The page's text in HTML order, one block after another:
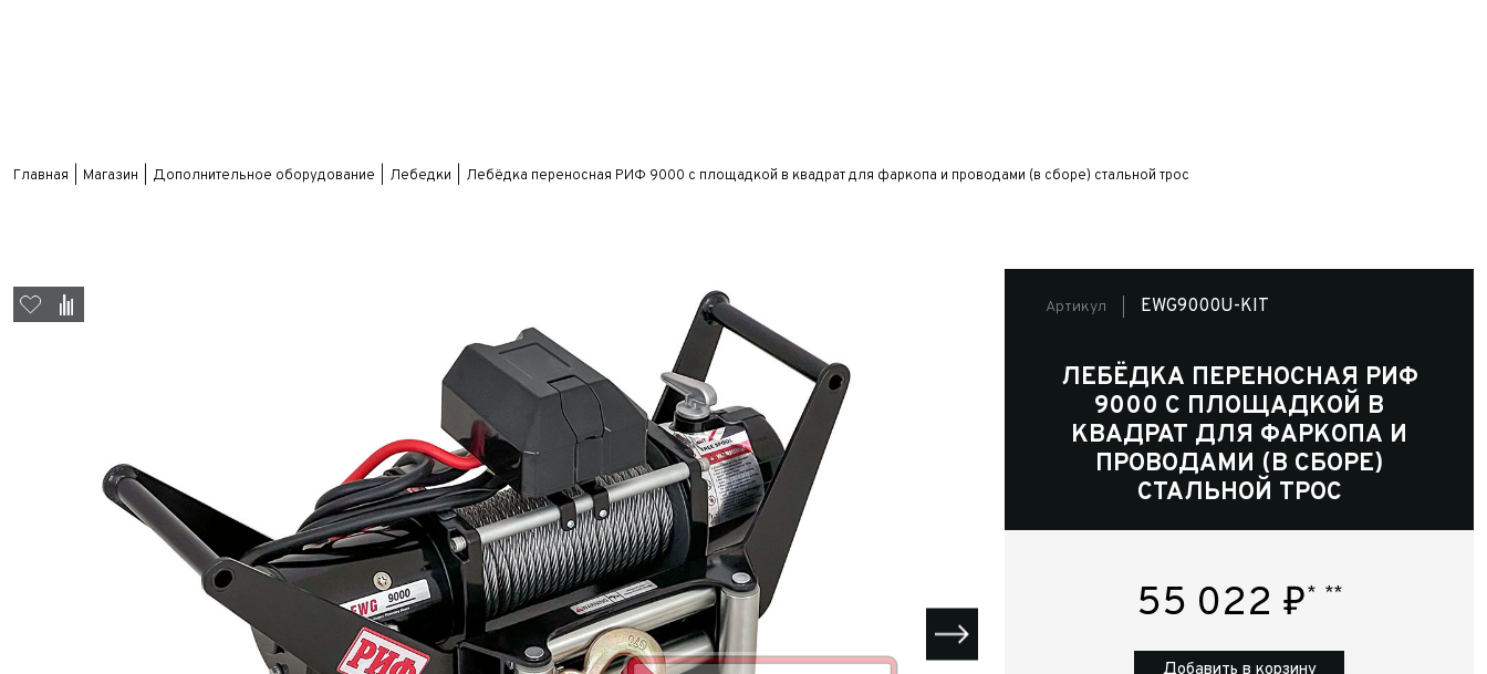
Главная Магазин Дополнительное оборудование Лебедки Лебёдка переносная РИФ 9000 c площадкой в квадрат для фаркопа и проводами (в сборе) стальной трос
Артикул EWG9000U-KIT
ЛЕБЁДКА ПЕРЕНОСНАЯ РИФ
9000 C ПЛОЩАДКОЙ В
КВАДРАТ ДЛЯ ФАРКОПА И
ПРОВОДАМИ (В СБОРЕ)
СТАЛЬНОЙ ТРОС
55 022 ₽* **